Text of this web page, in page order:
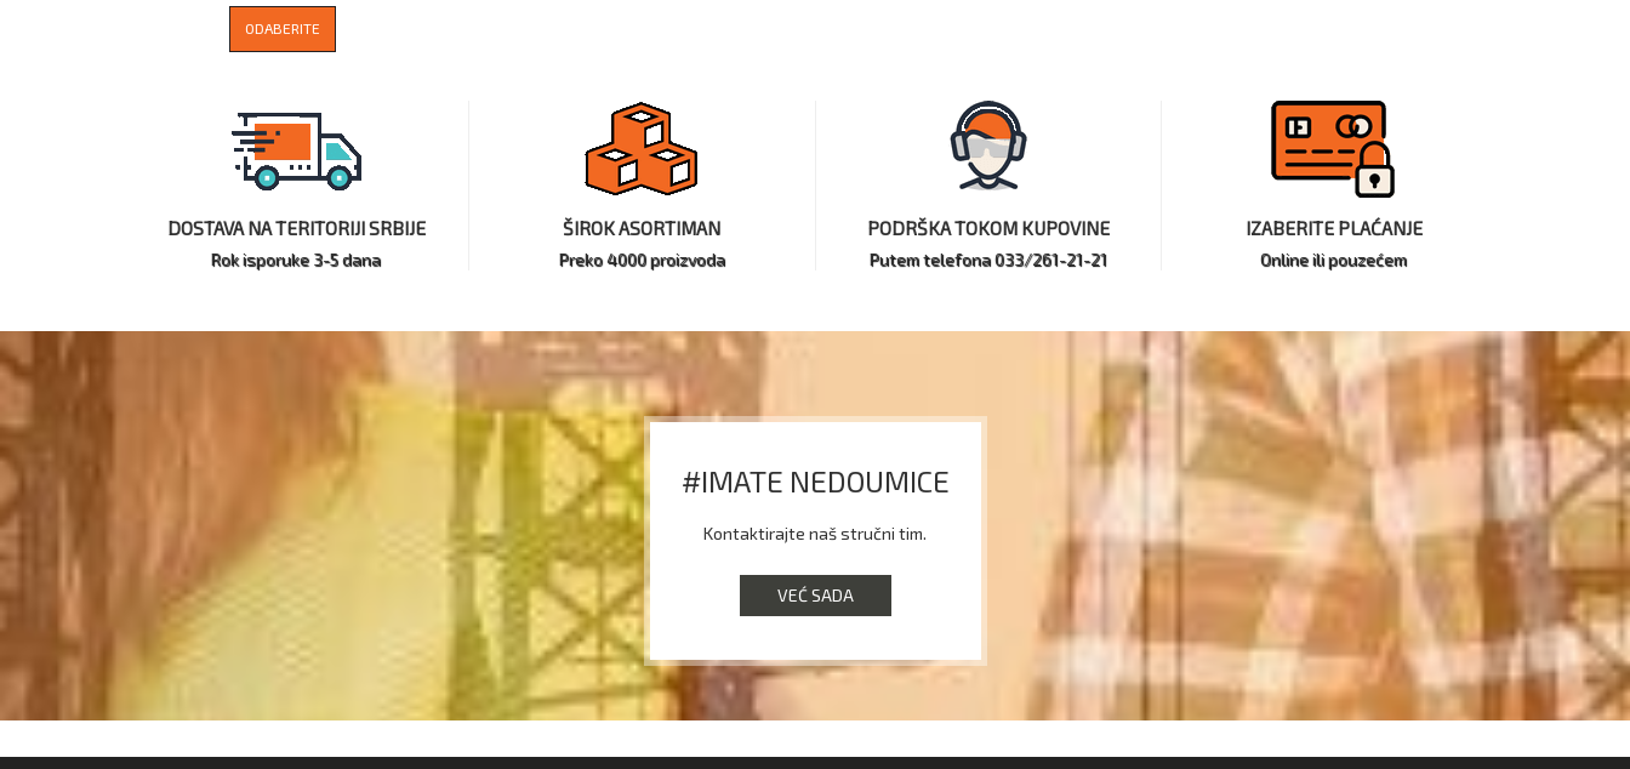
ODABERITE
DOSTAVA NA TERITORIJI SRBIJE
Rok isporuke 3-5 dana
ŠIROK ASORTIMAN
Preko 4000 proizvoda
PODRŠKA TOKOM KUPOVINE
Putem telefona 033/261-21-21
IZABERITE PLAĆANJE
Online ili pouzećem
#IMATE NEDOUMICE
Kontaktirajte naš stručni tim.
VEĆ SADA